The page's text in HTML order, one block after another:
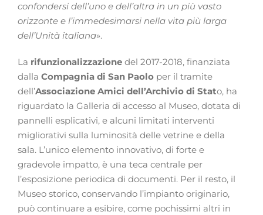
confondersi dell’uno e dell’altra in un più vasto
orizzonte e l’immedesimarsi nella vita più larga
dell’Unità italiana».
La rifunzionalizzazionedel 2017-2018, finanziata
dalla Compagnia di San Paoloper il tramite
dell’Associazione Amici dell’Archivio di Stato, ha
riguardato la Galleria di accesso al Museo, dotata di
pannelli esplicativi, e alcuni limitati interventi
migliorativi sulla luminosità delle vetrine e della
sala. L’unico elemento innovativo, di forte e
gradevole impatto, è una teca centrale per
l’esposizione periodica di documenti. Per il resto, il
Museo storico, conservando l’impianto originario,
può continuare a esibire, come pochissimi altri in